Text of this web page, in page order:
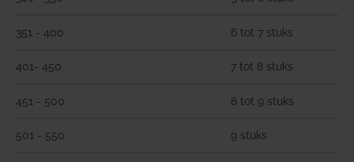
351 - 400 6 tot 7 stuks
401- 450 7 tot 8 stuks
451 - 500 8 tot 9 stuks
501 - 550 9 stuks